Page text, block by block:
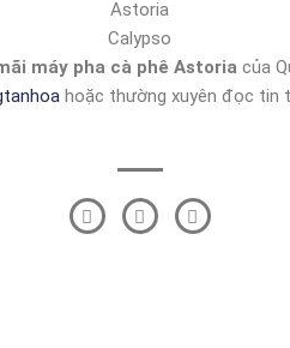
Astoria
Calypso
máy pha cà phê Astoria của
hoặc thường xuyên đọc tin
F
a
T
w
L
i